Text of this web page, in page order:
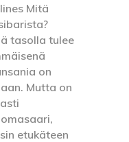
Mitä
tasolla tulee
on
Mutta on
etukäteen